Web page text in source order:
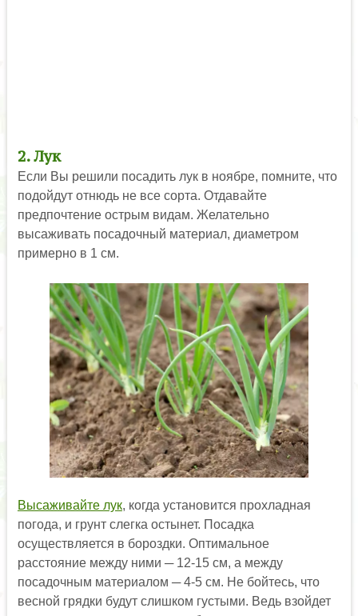
2. Лук
Если Вы решили посадить лук в ноябре, помните, что
подойдут отнюдь не все сорта. Отдавайте
предпочтение острым видам. Желательно
высаживать посадочный материал, диаметром
примерно в 1 см.
Высаживайте лук, когда установится прохладная
погода, и грунт слегка остынет. Посадка
осуществляется в бороздки. Оптимальное
расстояние между ними ─ 12-15 см, а между
посадочным материалом ─ 4-5 см. Не бойтесь, что
весной грядки будут слишком густыми. Ведь взойдет